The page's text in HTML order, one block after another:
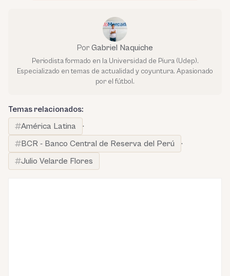
Por Gabriel Naquiche
Periodista formado en la Universidad de Piura (Udep).
Especializado en temas de actualidad y coyuntura. Apasionado
por el fútbol.
Temas relacionados:
América Latina
·
BCR - Banco Central de Reserva del Perú
·
Julio Velarde Flores